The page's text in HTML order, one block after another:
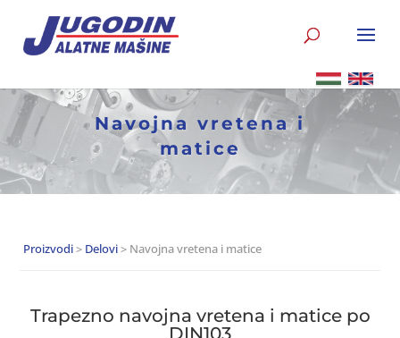
Navojna vretena i
matice
Proizvodi> Delovi> Navojna vretena i matice
Trapezno navojna vretena i matice po
DIN103